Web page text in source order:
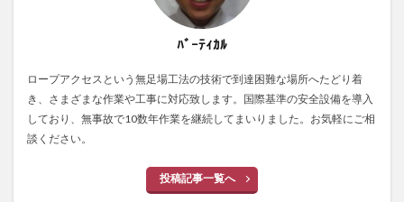
ﾊﾞｰﾃｨｶﾙ
ロープアクセスという無足場工法の技術で到達困難な場所へたどり着
き、さまざまな作業や工事に対応致します。国際基準の安全設備を導入
しており、無事故で10数年作業を継続してまいりました。お気軽にご相
談ください。
投稿記事一覧へ